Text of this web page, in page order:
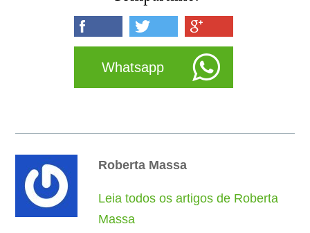
Whatsapp
Roberta Massa
Leia todos os artigos de Roberta
Massa